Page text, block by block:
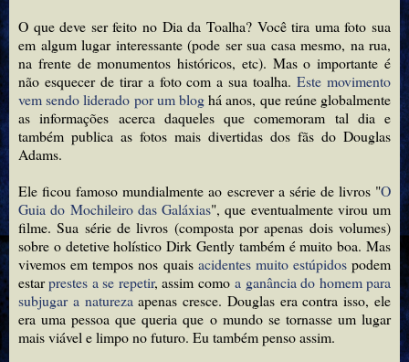
O que deve ser feito no Dia da Toalha? Você tira uma foto sua
em algum lugar interessante (pode ser sua casa mesmo, na rua,
na frente de monumentos históricos, etc). Mas o importante é
não esquecer de tirar a foto com a sua toalha.Este movimento
vem sendo liderado por um bloghá anos, que reúne globalmente
as informações acerca daqueles que comemoram tal dia e
também publica as fotos mais divertidas dos fãs do Douglas
Adams.
Ele ficou famoso mundialmente ao escrever a série de livros "O
Guia do Mochileiro das Galáxias", que eventualmente virou um
filme. Sua série de livros (composta por apenas dois volumes)
sobre o detetive holístico Dirk Gently também é muito boa. Mas
vivemos em tempos nos quais acidentes muito estúpidospodem
estarprestes a se repetir, assim comoa ganância do homem para
subjugar a natureza apenas cresce. Douglas era contra isso, ele
era uma pessoa que queria que o mundo se tornasse um lugar
mais viável e limpo no futuro. Eu também penso assim.